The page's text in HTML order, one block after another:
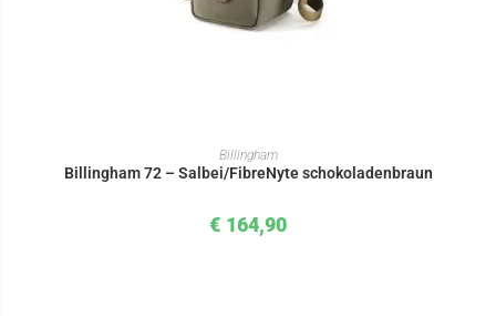
IN DEN WARENKORB
Billingham
Billingham 72 – Salbei/FibreNyte schokoladenbraun
€ 164,90